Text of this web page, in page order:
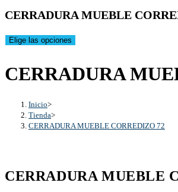
CERRADURA MUEBLE
Elige las opciones
CERRADURA
Inicio>
Tienda>
CERRADURA MUEBLE CORREDIZO 72
CERRADURA MUEBLE